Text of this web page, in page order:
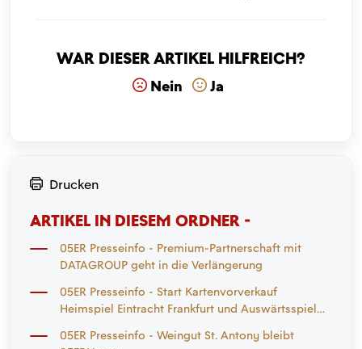
War dieser Artikel hilfreich?
Nein Ja
Drucken
ARTIKEL IN DIESEM ORDNER -
05ER Presseinfo - Premium-Partnerschaft mit
DATAGROUP geht in die Verlängerung
05ER Presseinfo - Start Kartenvorverkauf
Heimspiel Eintracht Frankfurt und Auswärtsspiel
05ER Presseinfo - Weingut St. Antony bleibt